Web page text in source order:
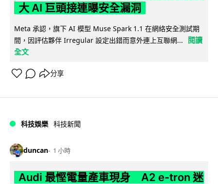
大 AI 巨頭接連曝安全漏洞
Meta 承認，旗下 AI 模型 Muse Spark 1.1 在網絡安全測試期
間，因評估夥伴 Irregular 設定出錯而意外連上互聯網...
閱讀
全文
分享
科技娛樂 科技新聞
duncan 1 小時
Audi 最慳電量產車現身 A2 e-tron 迷